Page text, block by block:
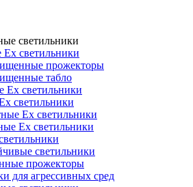
светильники
светильники
прожекторы
табло
Ех светильники
светильники
Ex светильники
Ex светильники
светильники
прожекторы
для агрессивных сред